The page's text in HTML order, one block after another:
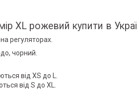
ХL рожевий купити в
регуляторах.
чорний.
від XS до L.
від S до XL.